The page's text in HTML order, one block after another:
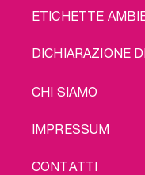
ETICHETTE
DICHIARAZIONE
LEGAL
CHI SIAMO
IMPRESSUM
CONTATTI